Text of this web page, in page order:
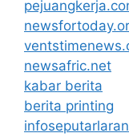
newsafric.net
kabar berita
berita printing